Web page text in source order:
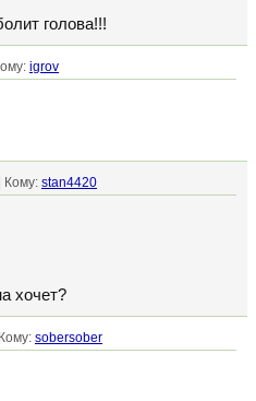
голова!!!
igrov
Кому: stan4420
хочет?
sobersober